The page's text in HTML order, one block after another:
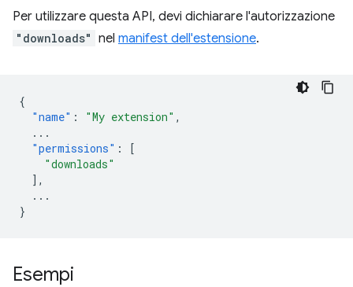
Per utilizzare questa API, devi dichiarare l'autorizzazione
"downloads" nel manifest dell'estensione.
{
"name" : "My extension" ,
...
"permissions" :
[
"downloads"
],
...
}
Esempi